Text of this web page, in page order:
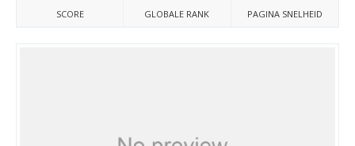
SCORE GLOBALE RANK PAGINA SNELHEID